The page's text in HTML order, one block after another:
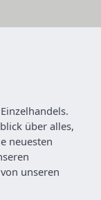
über alles,
neuesten
unseren